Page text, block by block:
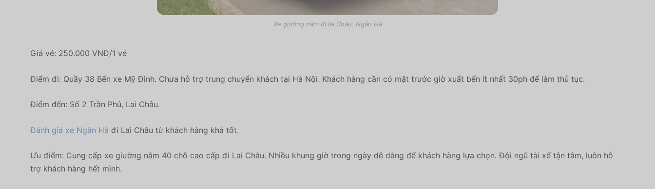
Xe giường nằm đi lai Châu: Ngân Hà
Giá vé: 250.000 VNĐ/1 vé
Điểm đi: Quầy 38 Bến xe Mỹ Đình. Chưa hỗ trợ trung chuyển khách tại Hà Nội. Khách hàng cần có mặt trước giờ xuất bến ít nhất 30ph để làm thủ tục.
Điểm đến: Số 2 Trần Phú, Lai Châu.
Đánh giá xe Ngân Hà đi Lai Châu từ khách hàng khá tốt.
Ưu điểm: Cung cấp xe giường nằm 40 chỗ cao cấp đi Lai Châu. Nhiều khung giờ trong ngày dễ dàng để khách hàng lựa chọn. Đội ngũ tài xế tận tâm, luôn hỗ
trợ khách hàng hết mình.